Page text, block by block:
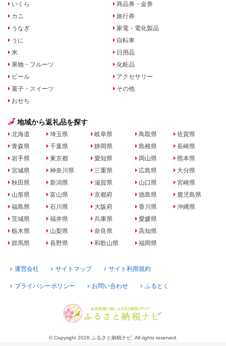
いくら
カニ
うなぎ
うに
米
果物・フルーツ
ビール
菓子・スイーツ
おせち
商品券・金券
旅行券
家電・電化製品
自転車
日用品
化粧品
アクセサリー
その他
地域から返礼品を探す
北海道
青森県
岩手県
宮城県
秋田県
山形県
福島県
茨城県
栃木県
群馬県
埼玉県
千葉県
東京都
神奈川県
新潟県
富山県
石川県
福井県
山梨県
長野県
岐阜県
静岡県
愛知県
三重県
滋賀県
京都府
大阪府
兵庫県
奈良県
和歌山県
鳥取県
島根県
岡山県
広島県
山口県
徳島県
香川県
愛媛県
高知県
福岡県
佐賀県
長崎県
熊本県
大分県
宮崎県
鹿児島県
沖縄県
運営会社 サイトマップ サイト利用規約
プライバシーポリシー お問い合わせ ふるとく
© Copyright 2026 ふるさと納税ナビ. All rights reserved.